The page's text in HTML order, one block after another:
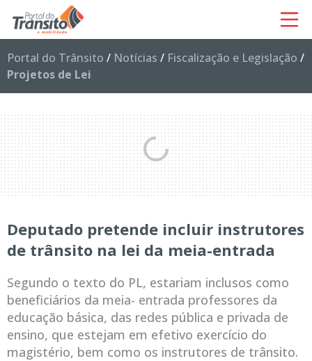
Portal do Trânsito / Notícias / Fiscalização e Legislação /
Projetos de Lei
Deputado pretende incluir instrutores
de trânsito na lei da meia-entrada
Segundo o texto do PL, estariam inclusos como
beneficiários da meia- entrada professores da
educação básica, das redes pública e privada de
ensino, que estejam em efetivo exercício do
magistério, bem como os instrutores de trânsito.